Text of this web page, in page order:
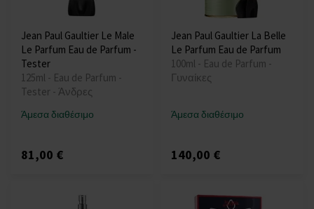
Jean Paul Gaultier Le Male
Le Parfum Eau de Parfum -
Tester
125ml - Eau de Parfum -
Tester - Άνδρες
Άμεσα διαθέσιμο
81,00 €
Jean Paul Gaultier La Belle
Le Parfum Eau de Parfum
100ml - Eau de Parfum -
Γυναίκες
Άμεσα διαθέσιμο
140,00 €